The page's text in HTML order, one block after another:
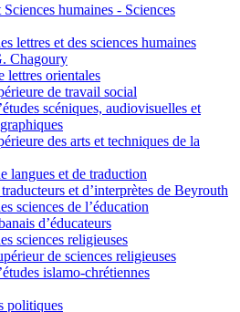
humaines - Sciences
lettres et des sciences humaines
Chagoury
lettres orientales
de travail social
scéniques, audiovisuelles et
des arts et techniques de la
langues et de traduction
et d’interprètes de Beyrouth
sciences de l’éducation
d’éducateurs
sciences religieuses
de sciences religieuses
islamo-chrétiennes
politiques